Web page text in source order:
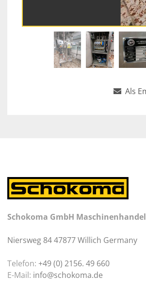
Als
Schokoma GmbH Maschinenhandel
Niersweg 84 47877 Willich Germany
Telefon: +49 (0) 2156. 49 660
E-Mail: info@schokoma.de